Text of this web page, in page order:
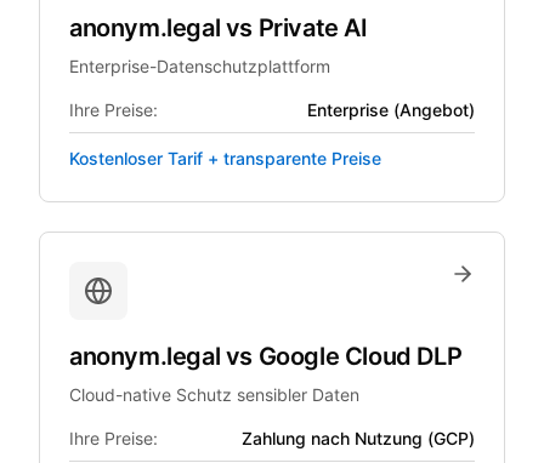
anonym.legal vs Private AI
Enterprise-Datenschutzplattform
Ihre Preise: Enterprise (Angebot)
Kostenloser Tarif + transparente Preise
anonym.legal vs Google Cloud DLP
Cloud-native Schutz sensibler Daten
Ihre Preise: Zahlung nach Nutzung (GCP)